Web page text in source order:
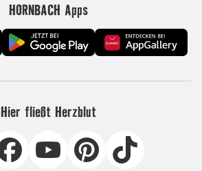
HORNBACH Apps
Hier fließt Herzblut